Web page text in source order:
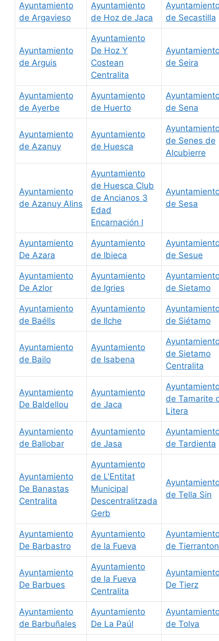
Ayuntamiento
de Argavieso
Ayuntamiento
de Hoz de Jaca
de Secastilla
Ayuntamiento
de Arguis
Ayuntamiento
De Hoz Y
Costean
Centralita
de Seira
Ayuntamiento
de Ayerbe
Ayuntamiento
de Huerto
de Sena
Ayuntamiento
de Azanuy
Ayuntamiento
de Huesca
de Senes de
Alcubierre
Ayuntamiento
de Azanuy Alins
Ayuntamiento
de Huesca Club
de Ancianos 3
Edad
Encarnación I
de Sesa
Ayuntamiento
De Azara
Ayuntamiento
de Ibieca
de Sesue
Ayuntamiento
De Azlor
Ayuntamiento
de Igries
de Sietamo
Ayuntamiento
de Baélls
Ayuntamiento
de Ilche
de Siétamo
Ayuntamiento
de Bailo
Ayuntamiento
de Isabena
de Sietamo
Centralita
Ayuntamiento
De Baldellou
Ayuntamiento
de Jaca
de Tamarite
Litera
Ayuntamiento
de Ballobar
Ayuntamiento
de Jasa
de Tardienta
Ayuntamiento
De Banastas
Centralita
Ayuntamiento
de L'Entitat
Municipal
Descentralitzada
Gerb
de Tella Sin
Ayuntamiento
De Barbastro
Ayuntamiento
de la Fueva
de
Ayuntamiento
De Barbues
Ayuntamiento
de la Fueva
Centralita
De Tierz
Ayuntamiento
de Barbuñales
Ayuntamiento
De La Paúl
de Tolva